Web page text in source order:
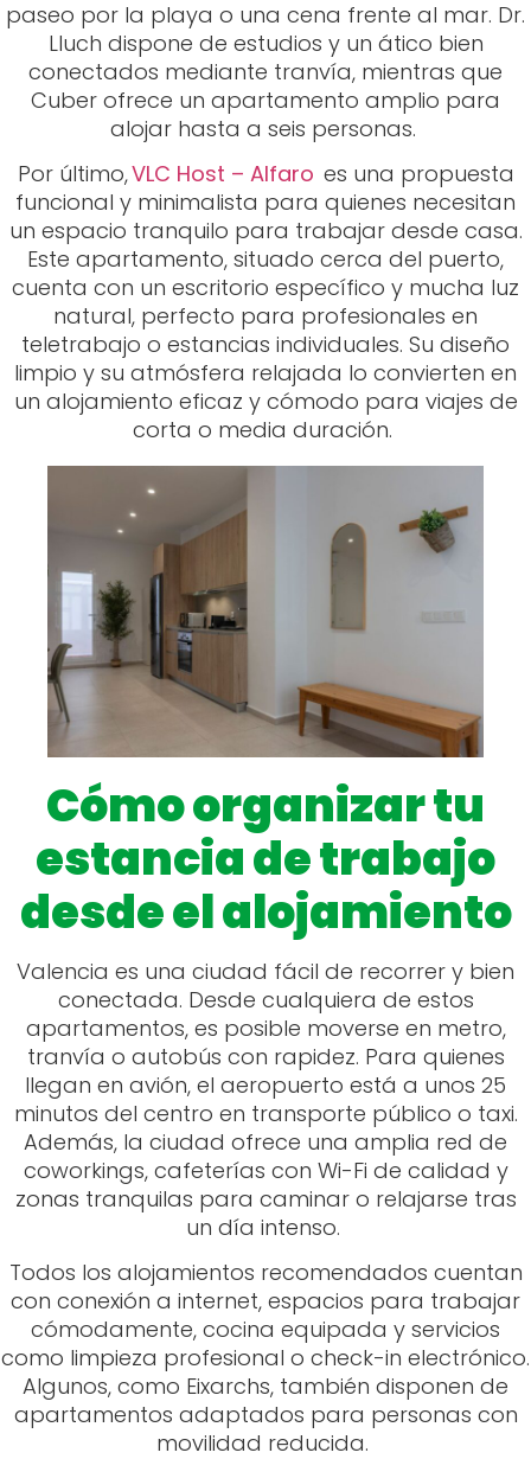
paseo por la playa o una cena frente al mar. Dr.
Lluch dispone de estudios y un ático bien
conectados mediante tranvía, mientras que
Cuber ofrece un apartamento amplio para
alojar hasta a seis personas.
Por último,VLC Host – Alfaro es una propuesta
funcional y minimalista para quienes necesitan
un espacio tranquilo para trabajar desde casa.
Este apartamento, situado cerca del puerto,
cuenta con un escritorio específico y mucha luz
natural, perfecto para profesionales en
teletrabajo o estancias individuales. Su diseño
limpio y su atmósfera relajada lo convierten en
un alojamiento eficaz y cómodo para viajes de
corta o media duración.
Cómo organizar tu
estancia de trabajo
desde el alojamiento
Valencia es una ciudad fácil de recorrer y bien
conectada. Desde cualquiera de estos
apartamentos, es posible moverse en metro,
tranvía o autobús con rapidez. Para quienes
llegan en avión, el aeropuerto está a unos 25
minutos del centro en transporte público o taxi.
Además, la ciudad ofrece una amplia red de
coworkings, cafeterías con Wi-Fi de calidad y
zonas tranquilas para caminar o relajarse tras
un día intenso.
Todos los alojamientos recomendados cuentan
con conexión a internet, espacios para trabajar
cómodamente, cocina equipada y servicios
como limpieza profesional o check-in electrónico.
Algunos, como Eixarchs, también disponen de
apartamentos adaptados para personas con
movilidad reducida.